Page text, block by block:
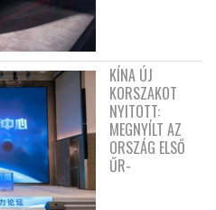
KÍNA ÚJ
KORSZAKOT
NYITOTT:
MEGNYÍLT AZ
ORSZÁG ELSŐ
ŰR-